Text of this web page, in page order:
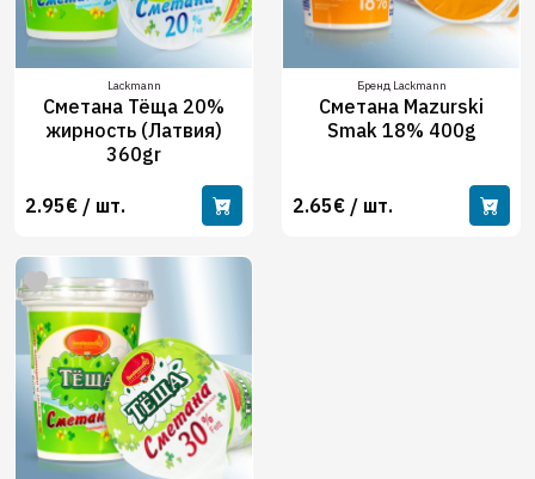
Lackmann
Сметана Тёща 20%
жирность (Латвия)
360gr
2.95€ / шт.
Бренд Lackmann
Сметана Mazurski
Smak 18% 400g
2.65€ / шт.